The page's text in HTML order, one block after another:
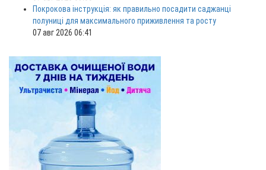
Покрокова інструкція: як правильно посадити саджанці
полуниці для максимального приживлення та росту
07 авг 2026 06:41